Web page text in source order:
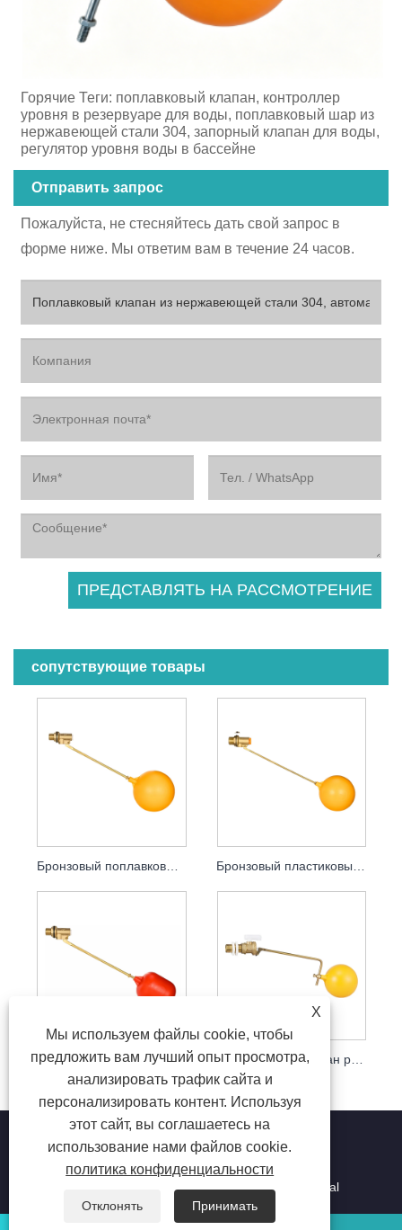
Горячие Теги: поплавковый клапан, контроллер
уровня в резервуаре для воды, поплавковый шар из
нержавеющей стали 304, запорный клапан для воды,
регулятор уровня воды в бассейне
Отправить запрос
Пожалуйста, не стесняйтесь дать свой запрос в
форме ниже. Мы ответим вам в течение 24 часов.
сопутствующие товары
Бронзовый поплавковый клапан резервуара для воды для бытового использования Бронзовый пластиковый поплавковый клапан рычажного типа
Бронзовые пластиковые поплавковые клапаны рычажного типа
X
Мы используем файлы cookie, чтобы
предложить вам лучший опыт просмотра,
анализировать трафик сайта и
персонализировать контент. Используя
этот сайт, вы соглашаетесь на
использование нами файлов cookie.
политика конфиденциальности
Отклонять
Принимать
Авторские права © 2026 Нинбо Мин Да Хай Чен Metal
Productions Co.,Ltd. Все права защищены.